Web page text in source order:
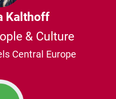
Kalthoff
& Culture
Central Europe